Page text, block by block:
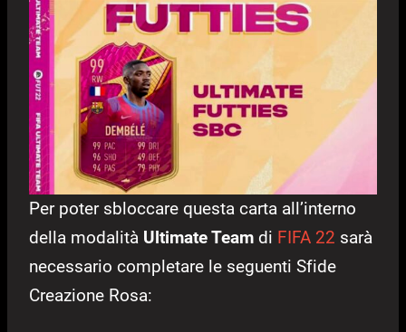
Per poter sbloccare questa carta all’interno
della modalità Ultimate Team di FIFA 22 sarà
necessario completare le seguenti Sfide
Creazione Rosa: